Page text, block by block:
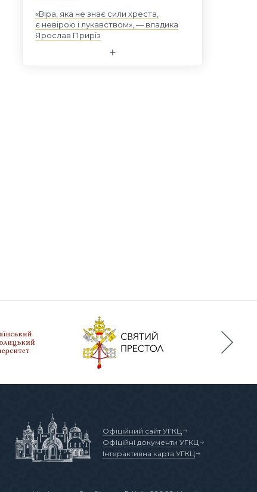
«Віра, яка не знає сили хреста,
є невірою і лукавством», — владика
Ярослав Приріз
Офіційний сайт УГКЦ
Офіційні документи УГКЦ
Інтерактивна карта УГКЦ